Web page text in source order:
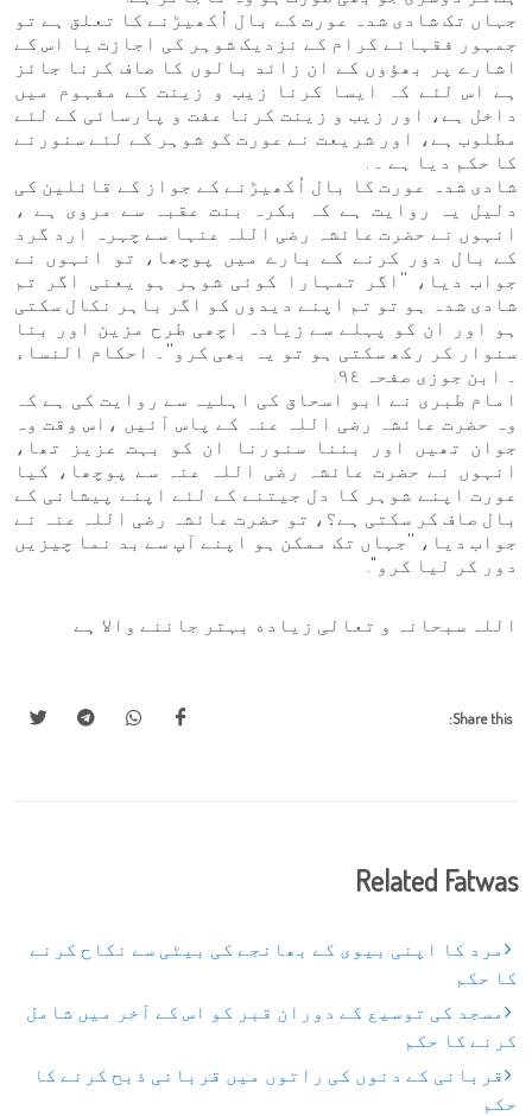
جہاں تک شادی شدہ عورت کے بال اُکھیڑنے کا تعلق ہے تو
جمہور فقہائے کرام کے نزدیک شوہر کی اجازت یا اس کے
اشارے پر بھؤوں کے ان زائد بالوں کا صاف کرنا جائز
ہے اس لئے کہ ایسا کرنا زیب و زینت کے مفہوم میں
داخل ہے، اور زیب و زینت کرنا عفت و پارسائی کے لئے
مطلوب ہے، اور شریعت نے عورت کو شوہر کے لئے سنورنے
کا حکم دیا ہے ۔ .
شادی شدہ عورت کا بال اُکھیڑنے کے جواز کے قائلین کی
دلیل یہ روایت ہے کہ بکرہ بنت عقبہ سے مروی ہے ،
انہوں نے حضرت عائشہ رضی اللہ عنہا سے چہرہ ارد گرد
کے بال دور کرنے کے بارے میں پوچھا، تو انہوں نے
جواب دیا، ''اگر تمہارا کوئی شوہر ہو یعنی اگر تم
شادی شدہ ہو تو تم اپنے دیدوں كو اگر باہر نکال سکتی
ہو اور ان کو پہلے سے زیادہ اچھی طرح مزین اور بنا
سنوار کر رکھ سکتی ہو تو یہ بھی کرو''۔ احکام النساء
۔ ابن جوزی صفحہ ٩٤.
امام طبری نے ابو اسحاق کی اہلیہ سے روایت کی ہے کہ
وہ حضرت عائشہ رضی اللہ عنہ کے پاس آئیں ،اس وقت وہ
جوان تھیں اور بننا سنورنا ان کو بہت عزیز تھا،
انہوں نے حضرت عائشہ رضی اللہ عنہ سے پوچھا، کیا
عورت اپنے شوہر کا دل جیتنے کے لئے اپنے پیشانی کے
بال صاف کر سکتی ہے؟، تو حضرت عائشہ رضی اللہ عنہ نے
جواب دیا، ''جہاں تک ممکن ہو اپنے آپ سے بد نما چیزیں
دور کر لیا کرو''.
اللہ سبحانہ و تعالی زياده بہتر جاننے والا ہے
Share this:
Related Fatwas
مرد کا اپنی بیوی کے بھانجے کی بیٹی سے نکاح کرنے
کا حکم
مسجد کی توسیع کے دوران قبر کو اس کے آخر میں شامل
کرنے کا حکم
قربانی کے دنوں کی راتوں میں قربانی ذبح کرنے کا
حکم